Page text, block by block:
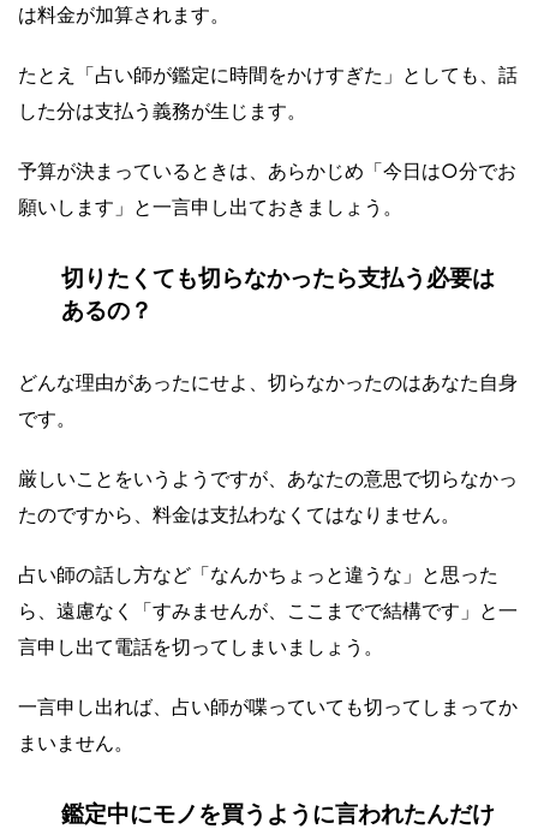
は料金が加算されます。
たとえ「占い師が鑑定に時間をかけすぎた」としても、話
した分は支払う義務が生じます。
予算が決まっているときは、あらかじめ「今日は○分でお
願いします」と一言申し出ておきましょう。
切りたくても切らなかったら支払う必要は
あるの？
どんな理由があったにせよ、切らなかったのはあなた自身
です。
厳しいことをいうようですが、あなたの意思で切らなかっ
たのですから、料金は支払わなくてはなりません。
占い師の話し方など「なんかちょっと違うな」と思った
ら、遠慮なく「すみませんが、ここまでで結構です」と一
言申し出て電話を切ってしまいましょう。
一言申し出れば、占い師が喋っていても切ってしまってか
まいません。
鑑定中にモノを買うように言われたんだけ